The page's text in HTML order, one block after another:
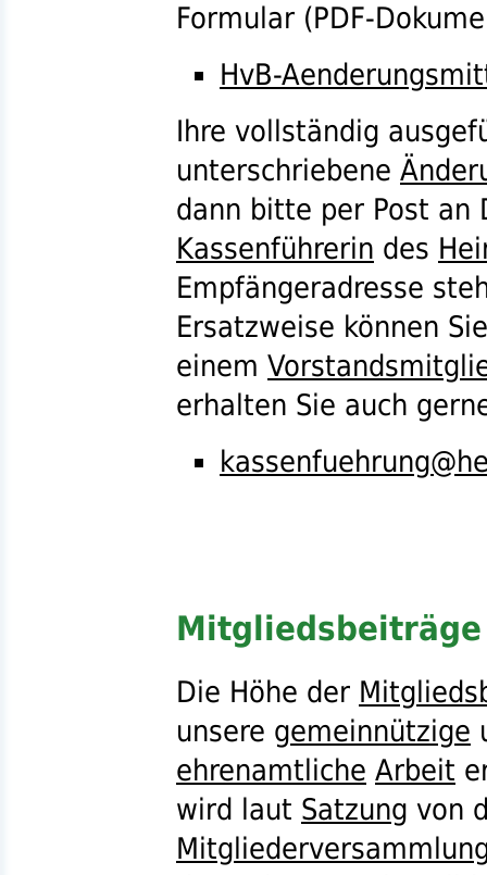
Formular (PDF-
HvB-
Ihre vollständig
unterschriebene
dann bitte per Post an
Kassenführerin des
Empfängeradresse
Ersatzweise können
einem
erhalten Sie auch
Mitgliedsbeiträge
Die Höhe der
unsere gemeinnützige
ehrenamtliche Arbeit
wird laut Satzung von